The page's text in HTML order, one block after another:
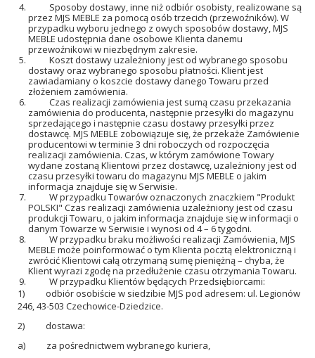
Sposoby dostawy, inne niż odbiór osobisty, realizowane są
przez MJS MEBLE za pomocą osób trzecich (przewoźników). W
przypadku wyboru jednego z owych sposobów dostawy, MJS
MEBLE udostępnia dane osobowe Klienta danemu
przewoźnikowi w niezbędnym zakresie.
Koszt dostawy uzależniony jest od wybranego sposobu
dostawy oraz wybranego sposobu płatności. Klient jest
zawiadamiany o koszcie dostawy danego Towaru przed
złożeniem zamówienia.
Czas realizacji zamówienia jest sumą czasu przekazania
zamówienia do producenta, następnie przesyłki do magazynu
sprzedającego i następnie czasu dostawy przesyłki przez
dostawcę. MJS MEBLE zobowiązuje się, że przekaże Zamówienie
producentowi w terminie 3 dni roboczych od rozpoczęcia
realizacji zamówienia. Czas, w którym zamówione Towary
wydane zostaną Klientowi przez dostawcę, uzależniony jest od
czasu przesyłki towaru do magazynu MJS MEBLE o jakim
informacja znajduje się w Serwisie.
W przypadku Towarów oznaczonych znaczkiem "Produkt
POLSKI" Czas realizacji zamówienia uzależniony jest od czasu
produkcji Towaru, o jakim informacja znajduje się w informacji o
danym Towarze w Serwisie i wynosi od 4 – 6 tygodni.
W przypadku braku możliwości realizacji Zamówienia, MJS
MEBLE może poinformować o tym Klienta pocztą elektroniczną i
zwrócić Klientowi całą otrzymaną sumę pieniężną – chyba, że
Klient wyrazi zgodę na przedłużenie czasu otrzymania Towaru.
W przypadku Klientów będących Przedsiębiorcami:
1)
odbiór osobiście w siedzibie MJS pod adresem: ul. Legionów
246, 43-503 Czechowice-Dziedzice.
2)
dostawa:
a)
za pośrednictwem wybranego kuriera,